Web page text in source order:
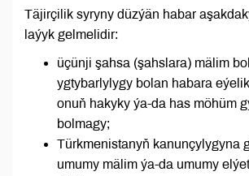
Täjirçilik syryny düzýän habar
laýyk gelmelidir:
üçünji şahsa (şahslara) mälim
ygtybarlylygy bolan habara
onuň hakyky ýa-da has möhüm
bolmagy;
Türkmenistanyň kanunçylygyna
umumy mälim ýa-da umumy